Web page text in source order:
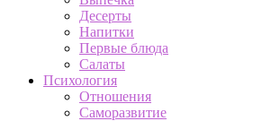
Десерты
Напитки
Первые блюда
Салаты
Психология
Отношения
Саморазвитие